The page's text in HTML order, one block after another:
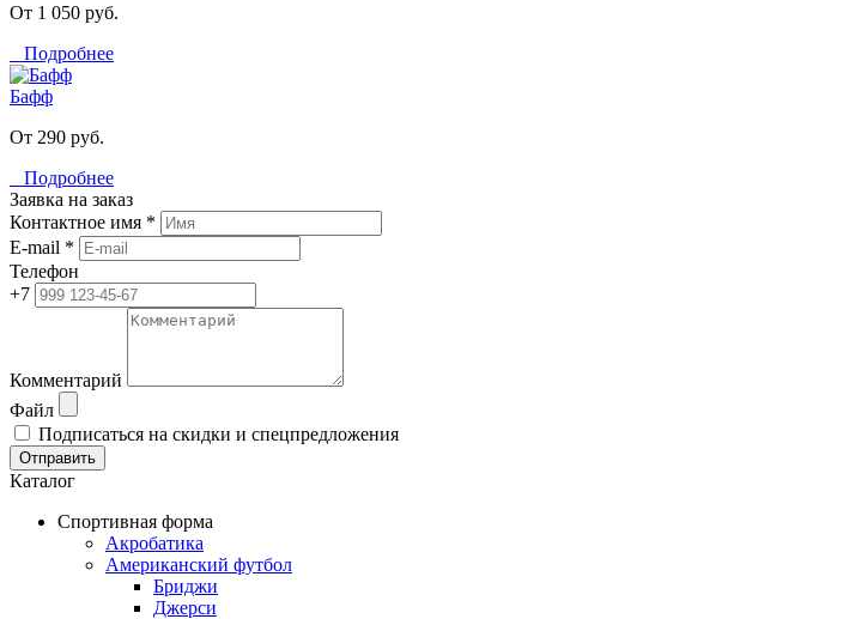
От 1 050 руб.
Подробнее
Бафф
От 290 руб.
Подробнее
Заявка на заказ
Контактное имя *
E-mail *
Телефон
+7
Комментарий
Файл
Подписаться на скидки и спецпредложения
Отправить
Каталог
Спортивная форма
Акробатика
Американский футбол
Бриджи
Джерси